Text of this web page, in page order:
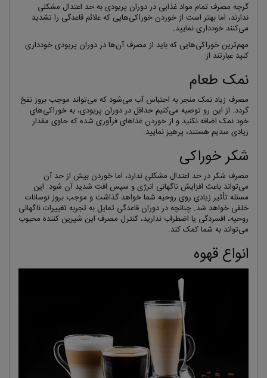
گرچه مصرف تمام مواد غذایی در دوران پریودی به حد اعتدال مشکلی
ندارند، اما بهتر است از خوردن خوراکی‌هایی که علائم قاعدگی را تشدید
می‌کنند خودداری نمایید.
مهم‌ترین خوراکی‌هایی که باید از مصرف آن‌ها در دوران پریودی خودداری
کنید عبارتند از:
نمک طعام
مصرف زیاد نمک منجر به احتباس آب می‌شود که می‌تواند موجب بروز نفخ
گردد. از این رو توصیه می‌کنیم حداقل در دوران پریودی، به خوراکی‌های
خود نمک اضافه نکنید و از خوردن غذاهای فرآوری شده که حاوی مقدار
زیادی سدیم هستند، پرهیز نمایید.
شکر خوراکی
مصرف شکر در حد اعتدال مشکلی ندارد، اما خوردن بیش از حد آن
می‌تواند باعث افزایش ناگهانی انرژی و سپس افت شدید آن شود. این
مسئله تأثیر زیادی روی روحیه شما خواهد گذاشت و موجب بروز نوسانات
خلقی خواهد شد. چنانچه در دوران قاعدگی تمایل به تجربه تغییرات ناگهانی
روحیه، افسردگی یا اضطراب ندارید، کنترل مصرف این شیرین کننده محبوب
می‌تواند به شما کمک کند.
انواع قهوه